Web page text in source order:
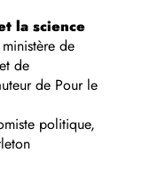
la science
de
de
de Pour le
politique,